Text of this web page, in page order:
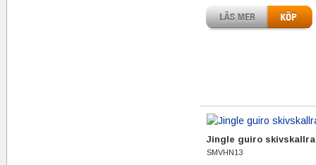
Jingle guiro skivskallra
SMVHN13